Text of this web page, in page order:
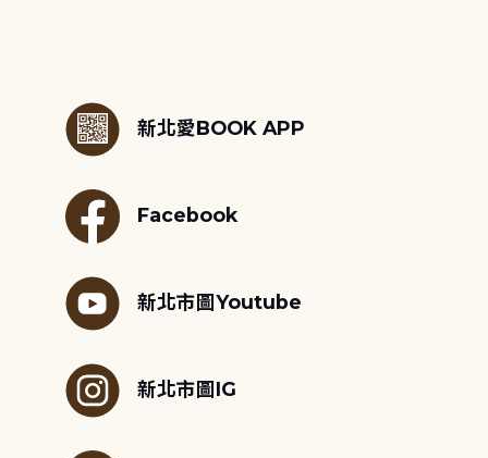
新北愛BOOK APP
Facebook
新北市圖Youtube
新北市圖IG